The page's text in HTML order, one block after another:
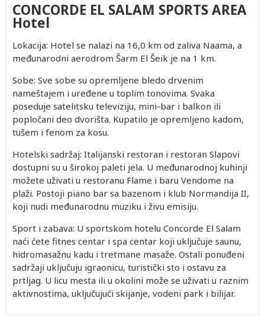
CONCORDE EL SALAM SPORTS AREA
Hotel
Lokacija: Hotel se nalazi na 16,0 km od zaliva Naama, a
međunarodni aerodrom Šarm El Šeik je na 1 km.
Sobe: Sve sobe su opremljene bledo drvenim
nameštajem i uređene u toplim tonovima. Svaka
poseduje satelitsku televiziju, mini-bar i balkon ili
popločani deo dvorišta. Kupatilo je opremljeno kadom,
tušem i fenom za kosu.
Hotelski sadržaj: Italijanski restoran i restoran Slapovi
dostupni su u širokoj paleti jela. U međunarodnoj kuhinji
možete uživati u restoranu Flame i baru Vendome na
plaži. Postoji piano bar sa bazenom i klub Normandija II,
koji nudi međunarodnu muziku i živu emisiju.
Sport i zabava: U sportskom hotelu Concorde El Salam
naći ćete fitnes centar i spa centar koji uključuje saunu,
hidromasažnu kadu i tretmane masaže. Ostali ponuđeni
sadržaji uključuju igraonicu, turistički sto i ostavu za
prtljag. U licu mesta ili u okolini može se uživati u raznim
aktivnostima, uključujući skijanje, vodeni park i bilijar.